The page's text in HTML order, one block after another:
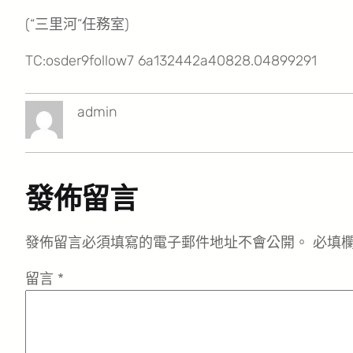
(“三里河”任務室)
TC:osder9follow7 6a132442a40828.04899291
admin
發佈留言
發佈留言必須填寫的電子郵件地址不會公開。 必填
留言 *